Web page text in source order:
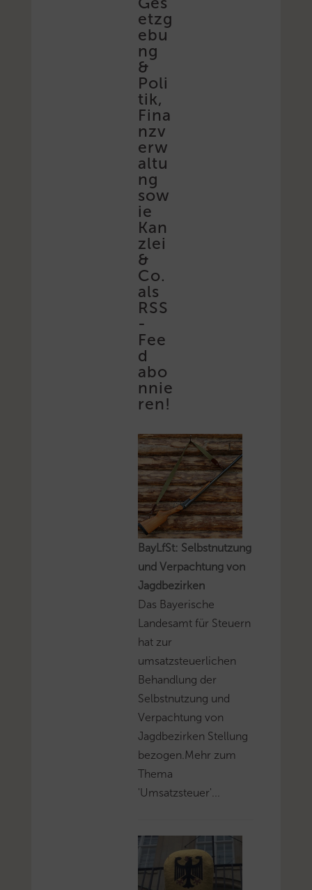
etzg
ebu
ng
&
Poli
tik,
Fina
nzv
erw
altu
ng
sow
ie
Kan
zlei
&
Co.
als
RSS
-
Fee
d
abo
nnie
ren!
BayLfSt: Selbstnutzung
und Verpachtung von
Jagdbezirken
Das Bayerische
Landesamt für Steuern
hat zur
umsatzsteuerlichen
Behandlung der
Selbstnutzung und
Verpachtung von
Jagdbezirken Stellung
bezogen.Mehr zum
Thema
'Umsatzsteuer'...